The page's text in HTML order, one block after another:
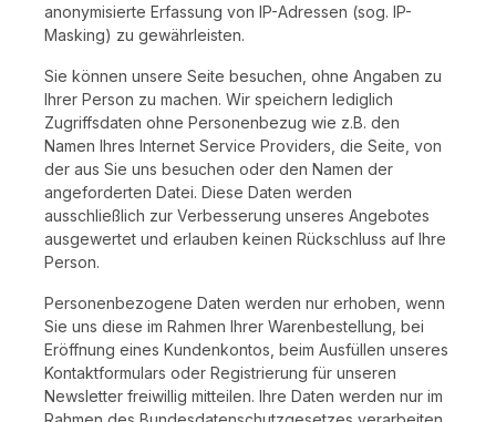
anonymisierte Erfassung von IP-Adressen (sog. IP-
Masking) zu gewährleisten.
Sie können unsere Seite besuchen, ohne Angaben zu
Ihrer Person zu machen. Wir speichern lediglich
Zugriffsdaten ohne Personenbezug wie z.B. den
Namen Ihres Internet Service Providers, die Seite, von
der aus Sie uns besuchen oder den Namen der
angeforderten Datei. Diese Daten werden
ausschließlich zur Verbesserung unseres Angebotes
ausgewertet und erlauben keinen Rückschluss auf Ihre
Person.
Personenbezogene Daten werden nur erhoben, wenn
Sie uns diese im Rahmen Ihrer Warenbestellung, bei
Eröffnung eines Kundenkontos, beim Ausfüllen unseres
Kontaktformulars oder Registrierung für unseren
Newsletter freiwillig mitteilen. Ihre Daten werden nur im